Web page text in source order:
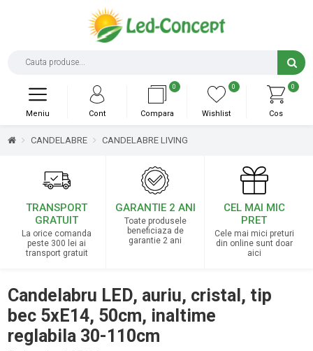
0
Cos
0
Wishlist
0
Compara
Cont
Meniu
CANDELABRE CANDELABRE LIVING
TRANSPORT
GRATUIT
La orice comanda
peste 300 lei ai
transport gratuit
GARANTIE 2 ANI
Toate produsele
beneficiaza de
garantie 2 ani
CEL MAI MIC
PRET
Cele mai mici preturi
din online sunt doar
aici
Candelabru LED, auriu, cristal, tip
bec 5xE14, 50cm, inaltime
reglabila 30-110cm